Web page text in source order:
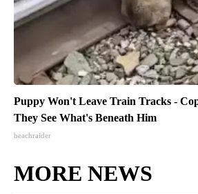
Puppy Won't Leave Train Tracks -
They See What's Beneath Him
beachraider
MORE NEWS